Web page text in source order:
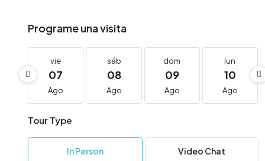
Programe una visita
vie
07
Ago
sáb
08
Ago
dom
09
Ago
lun
10
Ago
Tour Type
In Person Video Chat